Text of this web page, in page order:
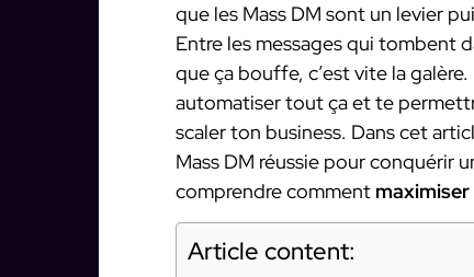
que les Mass DM sont un levier
Entre les messages qui tombent
que ça bouffe, c’est vite la
automatiser tout ça et te
scaler ton business. Dans cet
Mass DM réussie pour conquérir
comprendre comment
Article content: